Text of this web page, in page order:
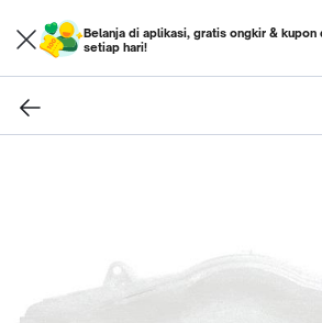
Belanja di aplikasi, gratis ongkir & kupon
setiap hari!